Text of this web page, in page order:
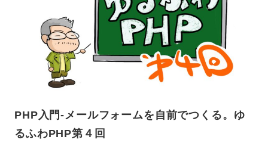
PHP入門-メールフォームを自前でつくる。ゆ
るふわPHP第４回